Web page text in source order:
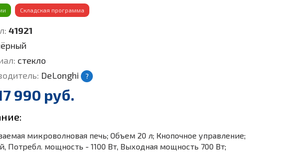
Складская программа
41921
стекло
DeLonghi ?
990 руб.
микроволновая печь; Объем 20 л; Кнопочное управление;
Потребл. мощность - 1100 Вт, Выходная мощность 700 Вт;